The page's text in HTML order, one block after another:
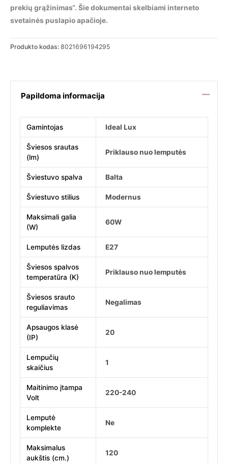
prekių grąžinimas“. Šie dokumentai skelbiami interneto
svetainės puslapio apačioje.
Produkto kodas: 8021696194295
Papildoma informacija
Gamintojas Ideal Lux
Šviesos srautas
(lm)
Priklauso nuo lemputės
Šviestuvo spalva Balta
Šviestuvo stilius Modernus
Maksimali galia
(W)
60W
Lemputės lizdas E27
Šviesos spalvos
temperatūra (K)
Priklauso nuo lemputės
Šviesos srauto
reguliavimas
Negalimas
Apsaugos klasė
(IP)
20
Lempučių
skaičius
1
Maitinimo įtampa
Volt
220-240
Lemputė
komplekte
Ne
Maksimalus
aukštis (cm.)
120